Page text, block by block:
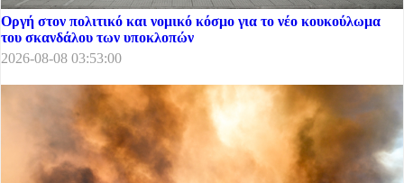
Οργή στον πολιτικό και νομικό κόσμο για το νέο κουκούλωμα
του σκανδάλου των υποκλοπών
2026-08-08 03:53:00